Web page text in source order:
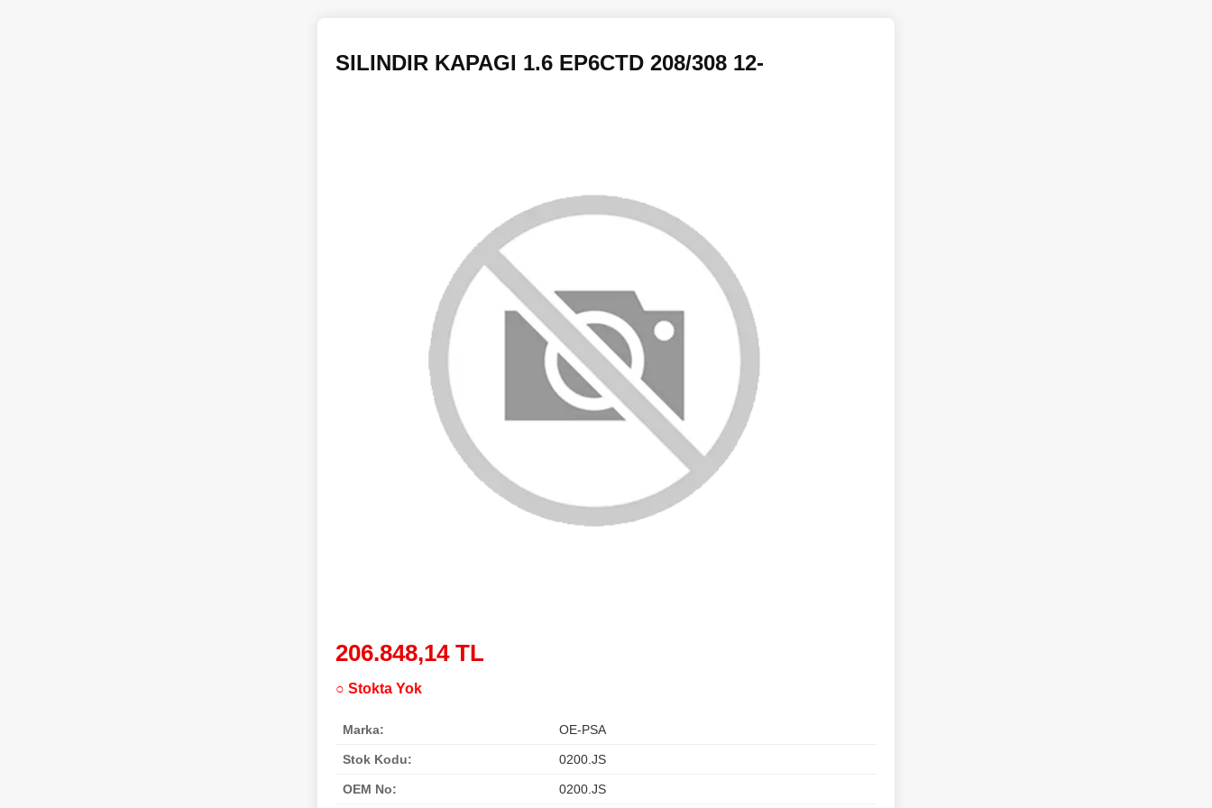
SILINDIR KAPAGI 1.6 EP6CTD 208/308 12-
206.848,14 TL
○ Stokta Yok
Marka: OE-PSA
Stok Kodu: 0200.JS
OEM No: 0200.JS